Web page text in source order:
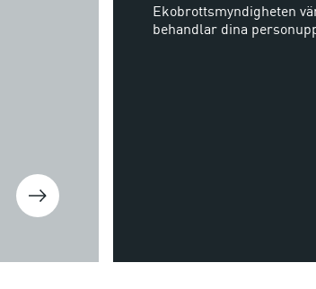
Ekobrottsmyndigheten
behandlar dina